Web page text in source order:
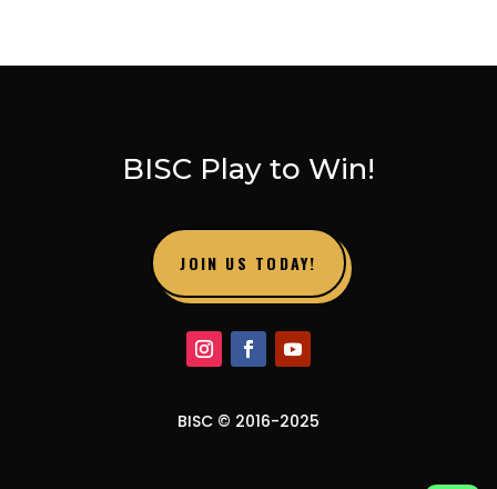
BISC Play to Win!
JOIN US TODAY!
BISC © 2016-2025